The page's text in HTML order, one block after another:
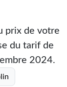
prix de votre
du tarif de
2024.